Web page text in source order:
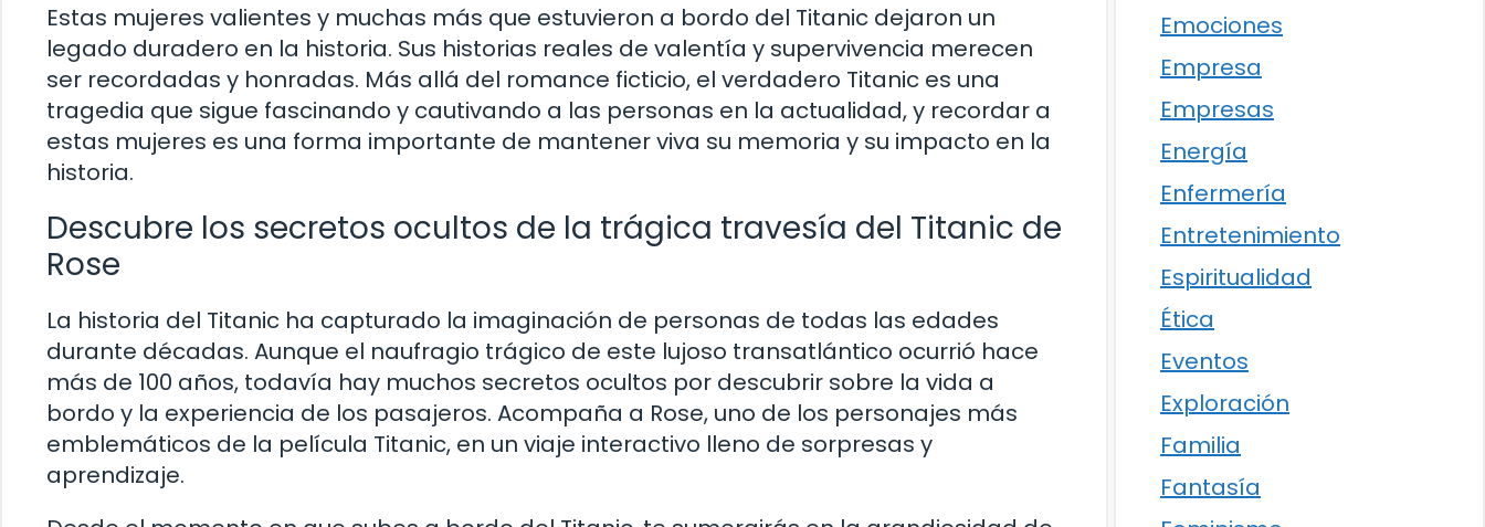
Estas mujeres valientes y muchas más que estuvieron a bordo del Titanic dejaron un
legado duradero en la historia. Sus historias reales de valentía y supervivencia merecen
ser recordadas y honradas. Más allá del romance ficticio, el verdadero Titanic es una
tragedia que sigue fascinando y cautivando a las personas en la actualidad, y recordar a
estas mujeres es una forma importante de mantener viva su memoria y su impacto en la
historia.
Descubre los secretos ocultos de la trágica travesía del Titanic de
Rose
La historia del Titanic ha capturado la imaginación de personas de todas las edades
durante décadas. Aunque el naufragio trágico de este lujoso transatlántico ocurrió hace
más de 100 años, todavía hay muchos secretos ocultos por descubrir sobre la vida a
bordo y la experiencia de los pasajeros. Acompaña a Rose, uno de los personajes más
emblemáticos de la película Titanic, en un viaje interactivo lleno de sorpresas y
aprendizaje.
Emociones
Empresa
Empresas
Energía
Enfermería
Entretenimiento
Espiritualidad
Ética
Eventos
Exploración
Familia
Fantasía